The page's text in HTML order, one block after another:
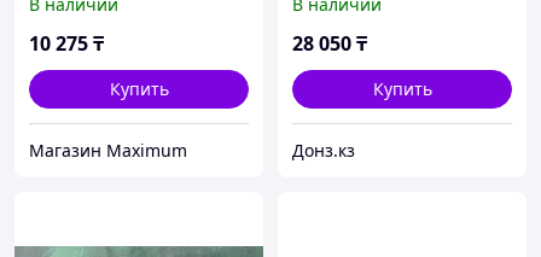
Delica 94-07 / L400 94-06 /
Sp
10 275₸
Купить
Mагазин Maximum
на 10%)
28 050₸
Купить
Донз.кз